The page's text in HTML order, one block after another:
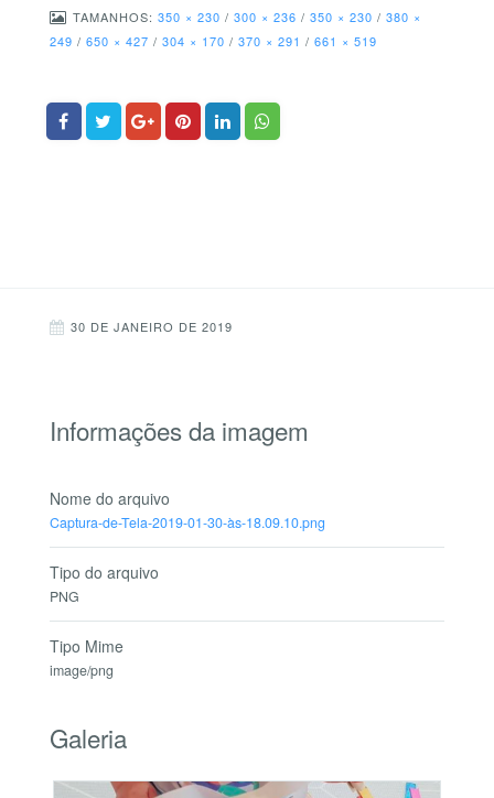
TAMANHOS: 350 × 230 / 300 × 236 / 350 × 230 / 380 ×
249 / 650 × 427 / 304 × 170 / 370 × 291 / 661 × 519
30 DE JANEIRO DE 2019
Informações da imagem
Nome do arquivo
Captura-de-Tela-2019-01-30-às-18.09.10.png
Tipo do arquivo
PNG
Tipo Mime
image/png
Galeria